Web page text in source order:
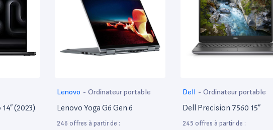
(2023)
Lenovo - Ordinateur portable
Lenovo Yoga G6 Gen 6
246 offres à partir de :
Dell - Ordinateur portable
Dell Precision 7560 15”
245 offres à partir de :